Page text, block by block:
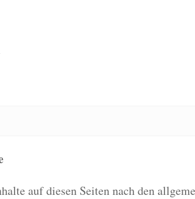
auf diesen Seiten nach den